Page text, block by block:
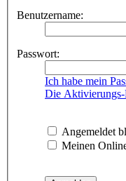
Benutzername:
Passwort:
Ich habe mein
Die Aktivierungs-
Angemeldet
Meinen